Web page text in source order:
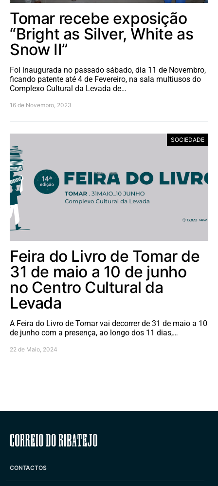
Tomar recebe exposição
“Bright as Silver, White as
Snow II”
Foi inaugurada no passado sábado, dia 11 de Novembro,
ficando patente até 4 de Fevereiro, na sala multiusos do
Complexo Cultural da Levada de…
16 de Novembro, 2023
SOCIEDADE
Feira do Livro de Tomar de
31 de maio a 10 de junho
no Centro Cultural da
Levada
A Feira do Livro de Tomar vai decorrer de 31 de maio a 10
de junho com a presença, ao longo dos 11 dias,…
22 de Maio, 2024
Correio do Ribatejo
CONTACTOS